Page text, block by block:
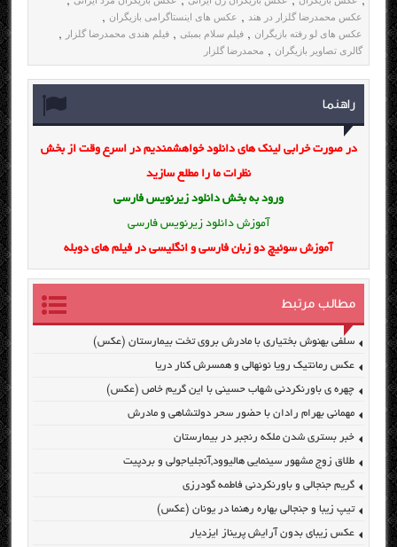
عکس محمدرضا گلزار در هند , عکس های اینستاگرامی بازیگران ,
عکس های لو رفته بازیگران , فیلم سلام بمبئی , فیلم هندی محمدرضا گلزار ,
گالری تصاویر بازیگران , محمدرضا گلزار
راهنما
در صورت خرابی لینک های دانلود خواهشمندیم در اسرع وقت از بخش
نظرات ما را مطلع سازید
ورود به بخش دانلود زیرنویس فارسی
آموزش دانلود زیرنویس فارسی
آموزش سوئیچ دو زبان فارسی و انگلیسی در فیلم های دوبله
مطالب مرتبط
سلفی بهنوش بختیاری با مادرش بروی تخت بیمارستان (عکس)
عکس رمانتیک رویا نونهالی و همسرش کنار دریا
چهره ی باورنکردنی شهاب حسینی با این گریم خاص (عکس)
مهمانی بهرام رادان با حضور سحر دولتشاهی و مادرش
خبر بستری شدن ملکه رنجبر در بیمارستان
طلاق زوج مشهور سینمایی هالیوود,آنجلیاجولی و بردپیت
گریم جنجالی و باورنکردنی فاطمه گودرزی
تیپ زیبا و جنجالی بهاره رهنما در یونان (عکس)
عکس زیبای بدون آرایش پریناز ایزدیار